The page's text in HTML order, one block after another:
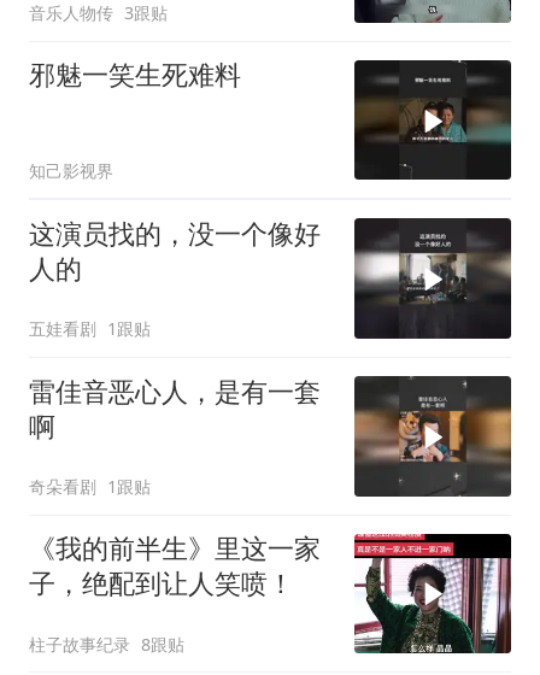
音乐人物传 3跟贴
邪魅一笑生死难料
知己影视界
这演员找的，没一个像好
人的
五娃看剧 1跟贴
雷佳音恶心人，是有一套
啊
奇朵看剧 1跟贴
《我的前半生》里这一家
子，绝配到让人笑喷！
柱子故事纪录 8跟贴